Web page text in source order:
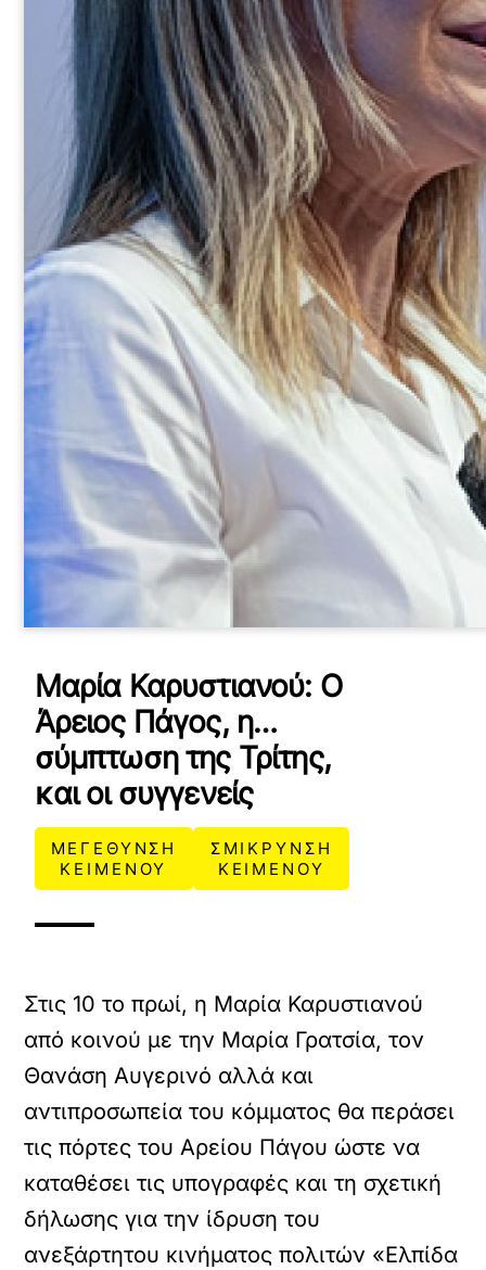
Μαρία Καρυστιανού: Ο
Άρειος Πάγος, η…
σύμπτωση της Τρίτης,
και οι συγγενείς
ΜΕΓΕΘΥΝΣΗ
ΚΕΙΜΕΝΟΥ
ΣΜΙΚΡΥΝΣΗ
ΚΕΙΜΕΝΟΥ
Στις 10 το πρωί, η Μαρία Καρυστιανού
από κοινού με την Μαρία Γρατσία, τον
Θανάση Αυγερινό αλλά και
αντιπροσωπεία του κόμματος θα περάσει
τις πόρτες του Αρείου Πάγου ώστε να
καταθέσει τις υπογραφές και τη σχετική
δήλωσης για την ίδρυση του
ανεξάρτητου κινήματος πολιτών «Ελπίδα